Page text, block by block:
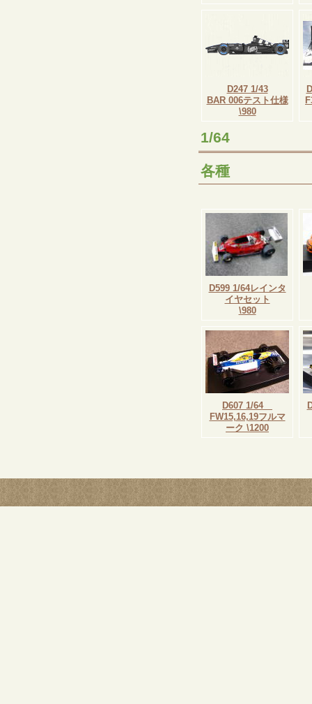
D247 1/43
BAR 006テスト仕様
\980
1/64
各種
D599 1/64レインタ
イヤセット
\980
D607 1/64
FW15,16,19フルマ
ーク \1200